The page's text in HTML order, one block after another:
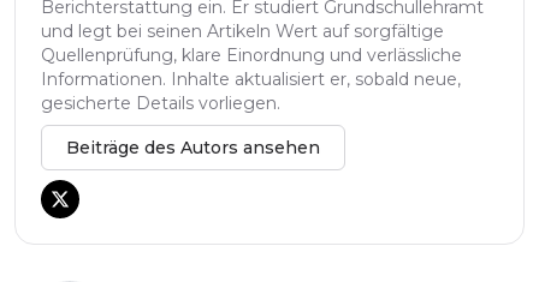
Berichterstattung ein. Er studiert Grundschullehramt
und legt bei seinen Artikeln Wert auf sorgfältige
Quellenprüfung, klare Einordnung und verlässliche
Informationen. Inhalte aktualisiert er, sobald neue,
gesicherte Details vorliegen.
Beiträge des Autors ansehen